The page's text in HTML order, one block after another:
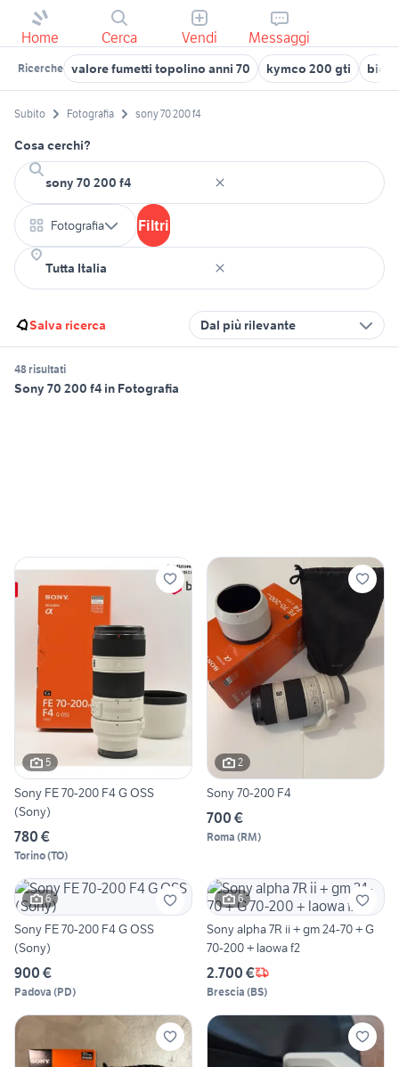
Home Cerca Vendi Messaggi
Ricerche valore fumetti topolino anni 70 kymco 200 gti
Subito Fotografia sony 70 200 f4
Cosa cerchi?
Fotografia Filtri
Salva ricerca Dal più rilevante
48 risultati
Sony 70 200 f4 in Fotografia
5
Sony FE 70-200 F4 G OSS
(Sony)
780 €
Torino(TO)
2
Sony 70-200 F4
700 €
Roma (RM)
6
Sony FE 70-200 F4 G OSS
(Sony)
900 €
Padova (PD)
6
Sony alpha 7R ii + gm 24-70 + G
70-200 + laowa f2
2.700 €
Brescia (BS)